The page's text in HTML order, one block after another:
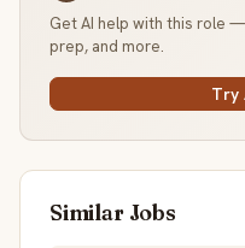
Get AI help with this role
prep, and more.
Try
Similar Jobs